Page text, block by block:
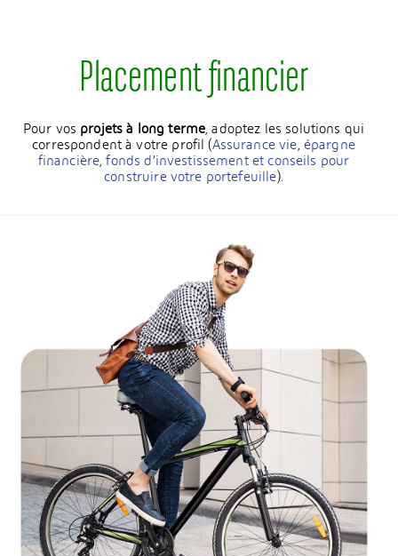
Placement financier
Pour vos projets à long terme, adoptez les solutions qui
correspondent à votre profil (Assurance vie, épargne
financière,fonds d’investissement et conseils pour
construire votre portefeuille).